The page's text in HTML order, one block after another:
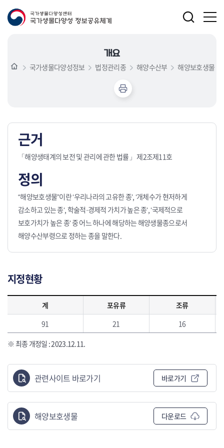
개요
국가생물다양성정보 법정관리종 해양수산부 해양보호생물
근거
「해양생태계의 보전 및 관리에 관한 법률」 제2조제11호
정의
“해양보호생물”이란 ‘우리나라의 고유한 종’, ‘개체수가 현저하게
감소하고 있는 종‘, 학술적·경제적 가치가 높은 종‘, ‘국제적으로
보호가치가 높은 종‘ 중 어느 하나에 해당하는 해양생물종으로서
해양수산부령으로 정하는 종을 말한다.
지정현황
계 포유류
조류
91
21
16
※ 최종 개정일 : 2023.12.11.
관련사이트 바로가기 바로가기
해양보호생물 다운로드